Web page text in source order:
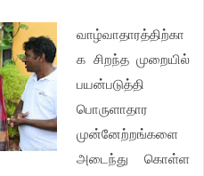
வாழ்வாதாரத்திற்கா
க சிறந்த முறையில்
பயன்படுத்தி
பொருளாதார
முன்னேற்றங்களை
அடைந்து கொள்ள